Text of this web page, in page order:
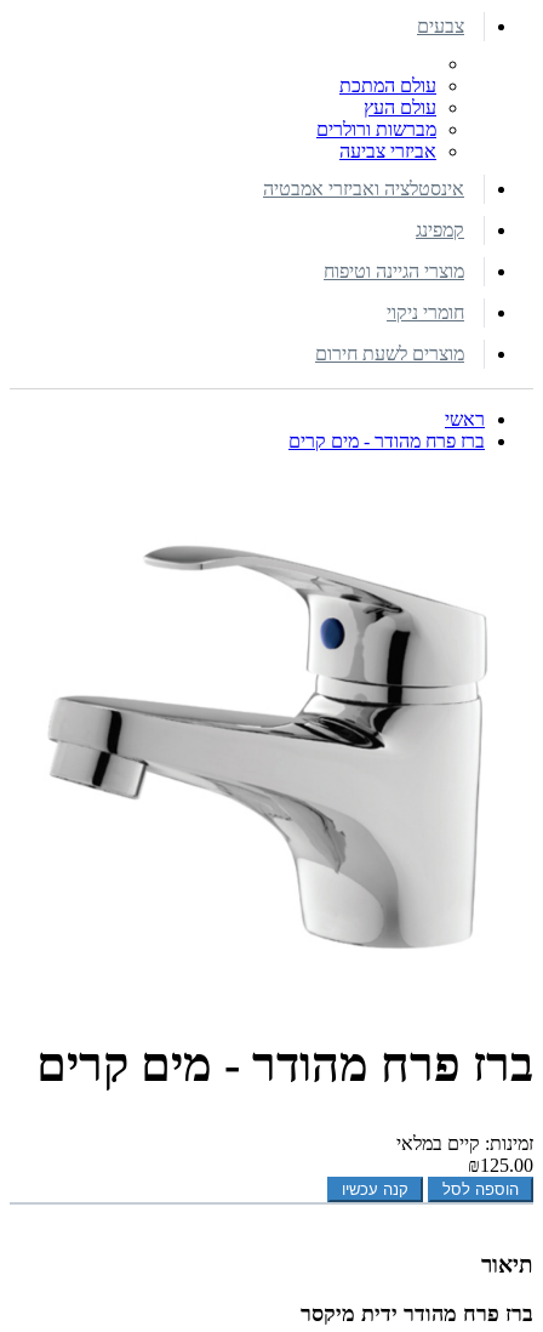
צבעים
עולם המתכת
עולם העץ
מברשות ורולרים
אביזרי צביעה
אינסטלציה ואביזרי אמבטיה
קמפינג
מוצרי הגיינה וטיפוח
חומרי ניקוי
מוצרים לשעת חירום
ראשי
ברז פרח מהודר - מים קרים
ברז פרח מהודר - מים קרים
זמינות: קיים במלאי
₪125.00
הוספה לסל קנה עכשיו
תיאור
ברז פרח מהודר ידית מיקסר